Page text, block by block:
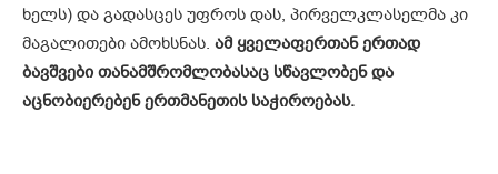
ხელს) და გადასცეს უფროს დას, პირველკლასელმა კი
მაგალითები ამოხსნას. ამ ყველაფერთან ერთად
ბავშვები თანამშრომლობასაც სწავლობენ და
აცნობიერებენ ერთმანეთის საჭიროებას.